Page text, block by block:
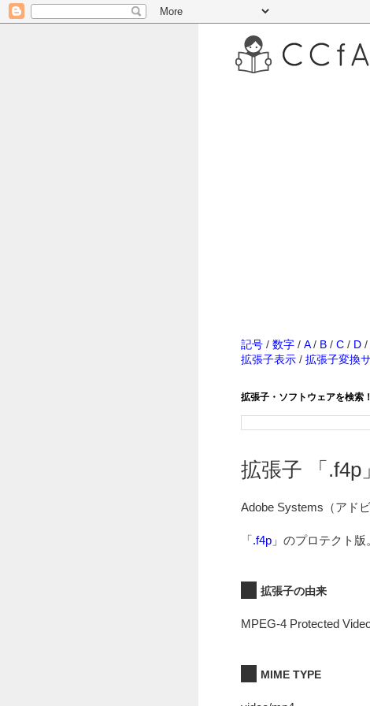
記号 / 数字 / A/ B / C / D /
拡張子表示 / 拡張子変換
拡張子・ソフトウェアを検索！
拡張子 「.f4p
Adobe Systems（アド
「.f4p 」のプロテクト版
拡張子の由来
MPEG-4 Protected
MIME TYPE